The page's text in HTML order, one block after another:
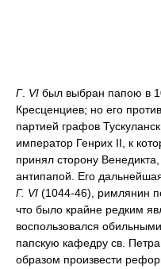
Г. VI был выбран папою в
Кресценциев; но его
партией графов
император Генрих II, к
принял сторону Венедикта,
антипапой. Его
Г. VI (1044-46), римлянин
что было крайне редким
воспользовался
папскую кафедру св.
образом произвести